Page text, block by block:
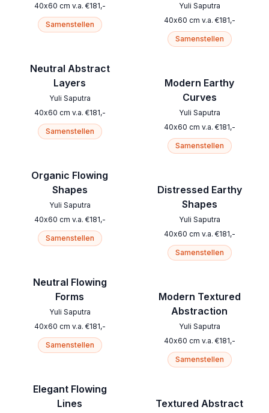
40x60 cm v.a. €181,-
Samenstellen
Neutral Abstract
Layers
Yuli Saputra
40x60 cm v.a. €181,-
Samenstellen
Organic Flowing
Shapes
Yuli Saputra
40x60 cm v.a. €181,-
Samenstellen
Neutral Flowing
Forms
Yuli Saputra
40x60 cm v.a. €181,-
Samenstellen
Elegant Flowing
Lines
Yuli Saputra
40x60 cm v.a. €181,-
Samenstellen
Modern Earthy
Curves
Yuli Saputra
40x60 cm v.a. €181,-
Samenstellen
Distressed Earthy
Shapes
Yuli Saputra
40x60 cm v.a. €181,-
Samenstellen
Modern Textured
Abstraction
Yuli Saputra
40x60 cm v.a. €181,-
Samenstellen
Textured Abstract